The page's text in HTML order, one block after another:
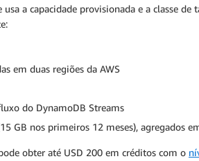
usa a capacidade provisionada e a classe
em duas regiões da AWS
do DynamoDB Streams
GB nos primeiros 12 meses), agregados
obter até USD 200 em créditos com o